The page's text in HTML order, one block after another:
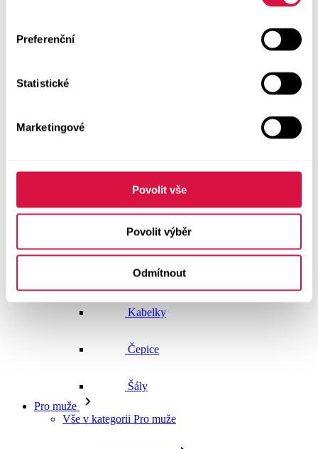
Preferenční
Statistické
Marketingové
Povolit vše
Povolit výběr
Odmítnout
Boty GEOX
Pásky
Peněženky
Kabelky
Čepice
Šály
Pro muže
Vše v kategorii Pro muže